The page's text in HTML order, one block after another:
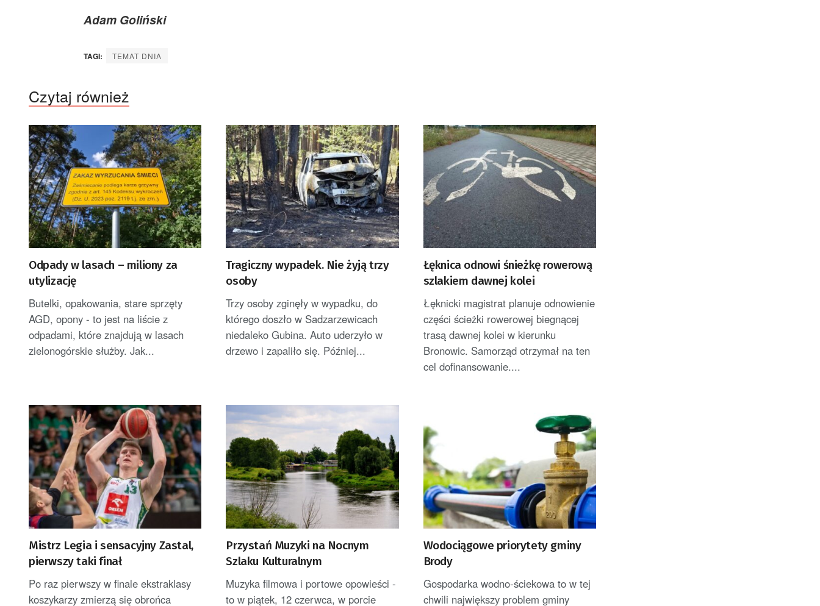
Adam Goliński
TAGI: TEMAT DNIA
Czytaj również
Odpady w lasach – miliony za
utylizację
Butelki, opakowania, stare sprzęty
AGD, opony - to jest na liście z
odpadami, które znajdują w lasach
zielonogórskie służby. Jak...
Tragiczny wypadek. Nie żyją trzy
osoby
Trzy osoby zginęły w wypadku, do
którego doszło w Sadzarzewicach
niedaleko Gubina. Auto uderzyło w
drzewo i zapaliło się. Później...
Łęknica odnowi śnieżkę rowerową
szlakiem dawnej kolei
Łęknicki magistrat planuje odnowienie
części ścieżki rowerowej biegnącej
trasą dawnej kolei w kierunku
Bronowic. Samorząd otrzymał na ten
cel dofinansowanie....
Mistrz Legia i sensacyjny Zastal,
pierwszy taki finał
Po raz pierwszy w finale ekstraklasy
koszykarzy zmierzą się obrońca
Przystań Muzyki na Nocnym
Szlaku Kulturalnym
Muzyka filmowa i portowe opowieści -
to w piątek, 12 czerwca, w porcie
Wodociągowe priorytety gminy
Brody
Gospodarka wodno-ściekowa to w tej
chwili największy problem gminy